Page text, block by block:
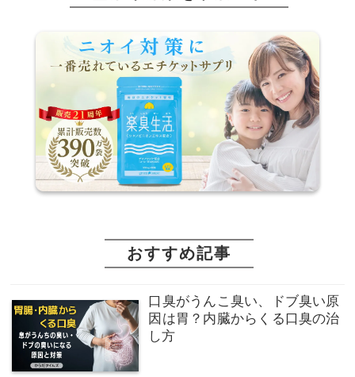
おすすめ記事
口臭がうんこ臭い、ドブ臭い原
因は胃？内臓からくる口臭の治
し方